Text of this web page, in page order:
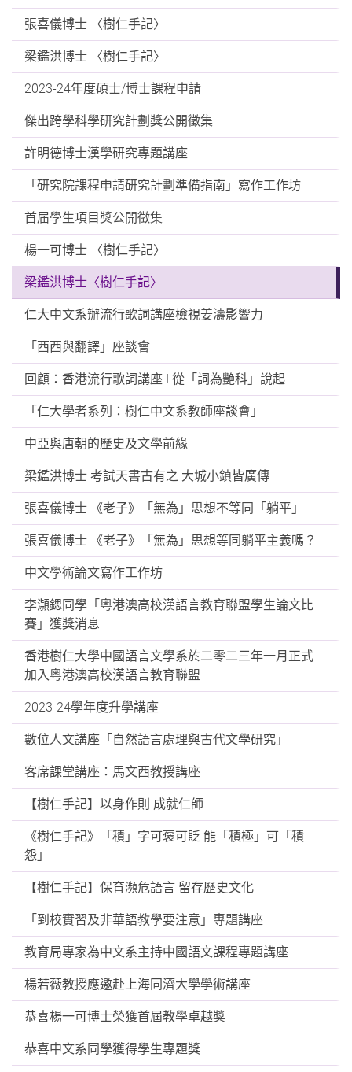
張喜儀博士 〈樹仁手記〉
梁鑑洪博士 〈樹仁手記〉
2023-24年度碩士/博士課程申請
傑出跨學科學研究計劃獎公開徵集
許明德博士漢學研究專題講座
「研究院課程申請研究計劃準備指南」寫作工作坊
首届學生項目獎公開徵集
楊一可博士 〈樹仁手記〉
梁鑑洪博士〈樹仁手記〉
仁大中文系辦流行歌詞講座檢視姜濤影響力
「西西與翻譯」座談會
回顧：香港流行歌詞講座 I 從「詞為艷科」說起
「仁大學者系列：樹仁中文系教師座談會」
中亞與唐朝的歷史及文學前緣
梁鑑洪博士 考試天書古有之 大城小鎮皆廣傳
張喜儀博士 《老子》「無為」思想不等同「躺平」
張喜儀博士 《老子》「無為」思想等同躺平主義嗎？
中文學術論文寫作工作坊
李𪷿鍶同學「粵港澳高校漢語言教育聯盟學生論文比
賽」獲獎消息
香港樹仁大學中國語言文學系於二零二三年一月正式
加入粵港澳高校漢語言教育聯盟
2023-24學年度升學講座
數位人文講座「自然語言處理與古代文學研究」
客席課堂講座：馬文西教授講座
【樹仁手記】以身作則 成就仁師
《樹仁手記》「積」字可褒可貶 能「積極」可「積
怨」
【樹仁手記】保育瀕危語言 留存歷史文化
「到校實習及非華語教學要注意」專題講座
教育局專家為中文系主持中國語文課程專題講座
楊若薇教授應邀赴上海同濟大學學術講座
恭喜楊一可博士榮獲首屆教學卓越獎
恭喜中文系同學獲得學生專題獎